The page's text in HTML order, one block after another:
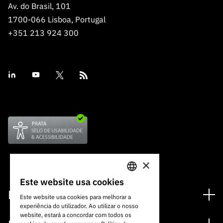
Av. do Brasil, 101
1700-066 Lisboa, Portugal
+351 213 924 300
Financiamento
Programas de Financiamento
PORTUGUESE
ENGLISH
×
Este website usa cookies
Este website usa cookies para melhorar a
experiência do utilizador. Ao utilizar o nosso
website, estará a concordar com todos os